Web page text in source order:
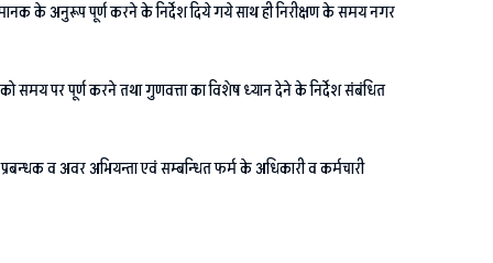
के अनुरूप पूर्ण करने के निर्देश दिये गये साथ ही निरीक्षण के समय नगर
को समय पर पूर्ण करने तथा गुणवत्ता का विशेष ध्यान देने के निर्देश संबंधित
व अवर अभियन्ता एवं सम्बन्धित फर्म के अधिकारी व कर्मचारी